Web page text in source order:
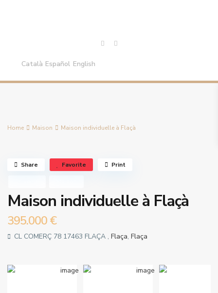
Català Español English
Home Maison Maison individuelle à Flaçà
Maison individuelle à Flaçà
395.000 €
CL COMERÇ 78 17463 FLAÇA , Flaça, Flaça
Share Favorite Print